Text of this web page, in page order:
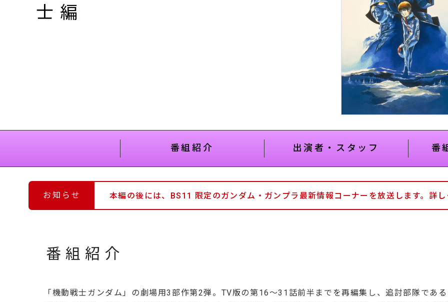
士 編
番組紹介 出演者・スタッフ 番
お知らせ 本編の後には、BS11 限定のガンダム・ガンプラ最新情報コーナーを放送します。詳し
番組紹介
「機動戦士ガンダム」の劇場用3部作第2弾。TV版の第16～31話前半までを再編集し、追討部隊である